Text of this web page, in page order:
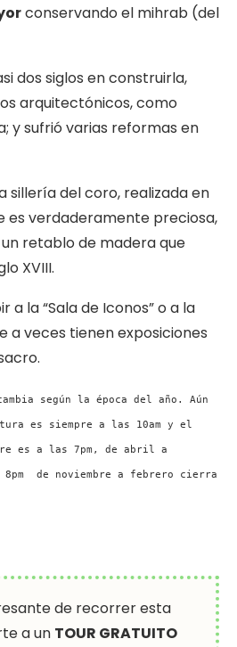
conservando el mihrab (del
dos siglos en construirla,
arquitectónicos, como
y sufrió varias reformas en
sillería del coro, realizada en
es verdaderamente preciosa,
retablo de madera que
XVIII.
a la “Sala de Iconos” o a la
a veces tienen exposiciones
según la época del año. Aún
es siempre a las 10am y el
es a las 7pm, de abril a
de noviembre a febrero cierra
de recorrer esta
a un TOUR GRATUITO